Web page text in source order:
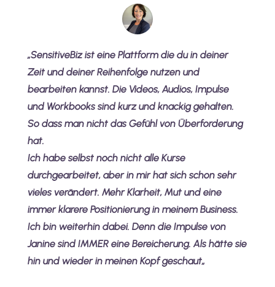
„SensitiveBiz ist eine Plattform die du in deiner
Zeit und deiner Reihenfolge nutzen und
bearbeiten kannst. Die Videos, Audios, Impulse
und Workbooks sind kurz und knackig gehalten.
So dass man nicht das Gefühl von Überforderung
hat.
Ich habe selbst noch nicht alle Kurse
durchgearbeitet, aber in mir hat sich schon sehr
vieles verändert. Mehr Klarheit, Mut und eine
immer klarere Positionierung in meinem Business.
Ich bin weiterhin dabei. Denn die Impulse von
Janine sind IMMER eine Bereicherung. Als hätte sie
hin und wieder in meinen Kopf geschaut„